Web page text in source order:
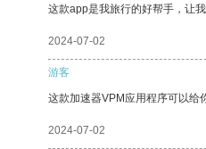
这款app是我旅行的好帮手，让
2024-07-02
游客
这款加速器VPM应用程序可以给
2024-07-02